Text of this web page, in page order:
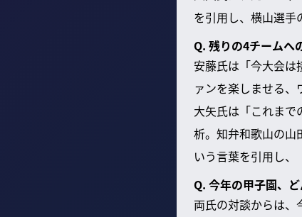
を引用し、横山選手
Q. 残りの4チームへ
安藤氏は「今大会は
ァンを楽しませる、
大矢氏は「これま
析。知弁和歌山の山
いう言葉を引用し、
Q. 今年の甲子園、
両氏の対談からは